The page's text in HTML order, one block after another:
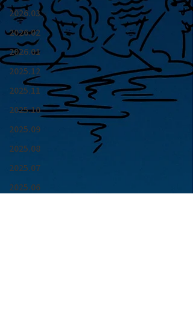
2026.03
2026.02
2026.01
2025.12
2025.11
2025.10
2025.09
2025.08
2025.07
2025.06